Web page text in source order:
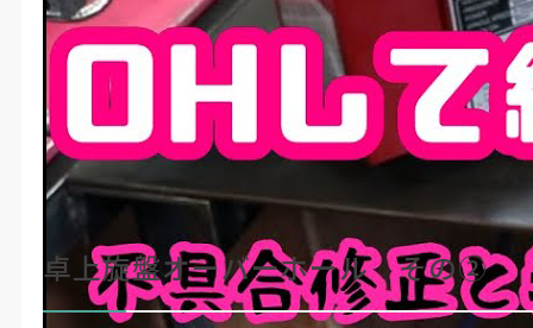
黒苺
#YouTuber #How To動画 #製造・機械加工 #動画記事
ここに
注目！
卓上旋盤オーバーホール完成させます
よぉ♪
卓上旋盤オーバーホール その②